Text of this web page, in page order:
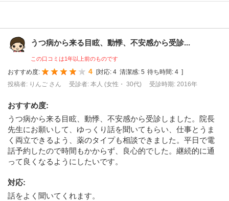
うつ病から来る目眩、動悸、不安感から受診...
この口コミは1年以上前のものです
おすすめ度: 4 対応: 4 清潔感: 5 待ち時間: 4
投稿者: りんご さん
受診者: 本人 (女性・ 30代) 受診時期: 2016年
おすすめ度:
うつ病から来る目眩、動悸、不安感から受診しました。院長
先生にお願いして、ゆっくり話を聞いてもらい、仕事とうま
く両立できるよう、薬のタイプも相談できました。平日で電
話予約したので時間もかからず、良心的でした。継続的に通
って良くなるようにしたいです。
対応:
話をよく聞いてくれます。